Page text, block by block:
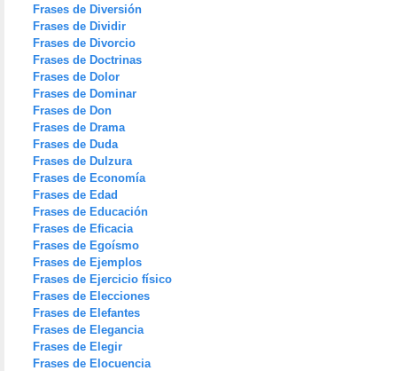
Frases de Diversión
Frases de Dividir
Frases de Divorcio
Frases de Doctrinas
Frases de Dolor
Frases de Dominar
Frases de Don
Frases de Drama
Frases de Duda
Frases de Dulzura
Frases de Economía
Frases de Edad
Frases de Educación
Frases de Eficacia
Frases de Egoísmo
Frases de Ejemplos
Frases de Ejercicio físico
Frases de Elecciones
Frases de Elefantes
Frases de Elegancia
Frases de Elegir
Frases de Elocuencia